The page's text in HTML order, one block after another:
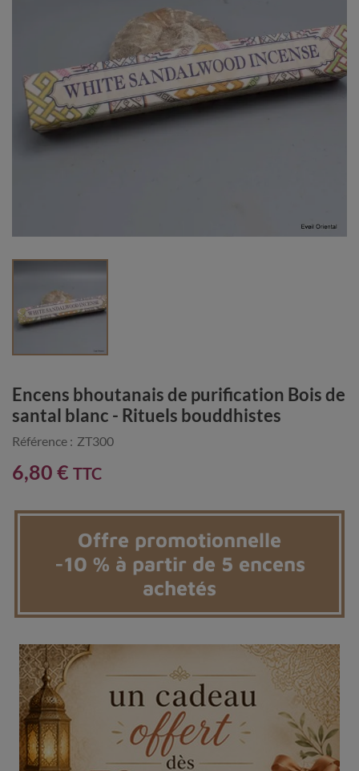
Encens bhoutanais de purification Bois de
santal blanc - Rituels bouddhistes
Référence : ZT300
6,80 € TTC
Offre promotionnelle
-10 % à partir de 5 encens
achetés